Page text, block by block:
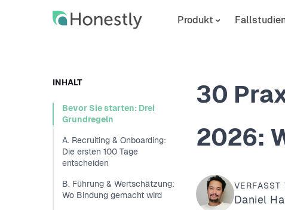
Produkt
INHALT
Bevor Sie starten: Drei
Grundregeln
A. Recruiting & Onboarding:
Die ersten 100 Tage
entscheiden
B. Führung & Wertschätzung:
Wo Bindung gemacht wird
30
2026:
VERFASST
Daniel